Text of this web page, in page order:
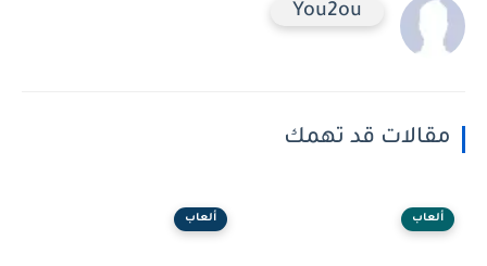
You2ou
مقالات قد تهمك
ألعاب ألعاب